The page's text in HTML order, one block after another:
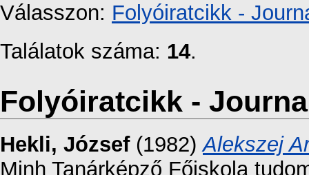
Válasszon: Folyóiratcikk -
Találatok száma: 14.
Folyóiratcikk -
Hekli, József(1982)Alekszej
Minh Tanárképző Főiskola